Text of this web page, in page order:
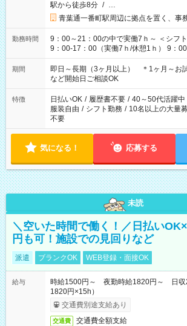
駅から徒歩8分 / …
青葉通一番町駅周辺に拠点を置く、事
勤務時間
9：00～21：00の中で実働7ｈ～ ＜シフト例＞ ●終わりも早め派
9：00-17：00（実働7ｈ/休憩1ｈ） 9：
憩1ｈ） 10：00-19：00（実働8ｈ/休憩1ｈ） ●朝ゆっ
11：00-20：00（実働8ｈ/休憩1ｈ） 12
休憩1ｈ） 12：00-21：00（実働8ｈ/休憩
00（実働8ｈ/休憩1ｈ） ＊時間帯固定OK
期間
即日～長期（3ヶ月以上） ＊1ヶ月～お
など開始日ご相談OK
特徴 日払いOK / 履歴書不要 / 40～50代活躍中
服装自由 / シフト勤務 / 10名以上の大量
不要
気になる！ 応募する
未読
＼空いた時間で働く！／日払い
円も可！施設での見回りなど
派遣 ブランクOK WEB登録・面接OK
給与
時給1500円～ 夜勤時給1820円～ 日収
1820円×15h）
交通費別途支給あり
交通費 交通費全額支給